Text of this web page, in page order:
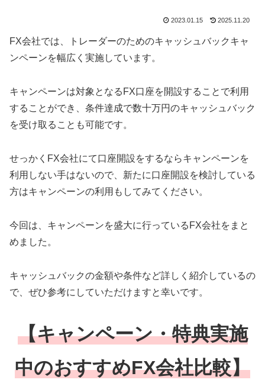
2023.01.15 2025.11.20
FX会社では、トレーダーのためのキャッシュバックキャ
ンペーンを幅広く実施しています。
キャンペーンは対象となるFX口座を開設することで利用
することができ、条件達成で数十万円のキャッシュバック
を受け取ることも可能です。
せっかくFX会社にて口座開設をするならキャンペーンを
利用しない手はないので、新たに口座開設を検討している
方はキャンペーンの利用もしてみてください。
今回は、キャンペーンを盛大に行っているFX会社をまと
めました。
キャッシュバックの金額や条件など詳しく紹介しているの
で、ぜひ参考にしていただけますと幸いです。
【キャンペーン・特典実施
中のおすすめFX会社比較】